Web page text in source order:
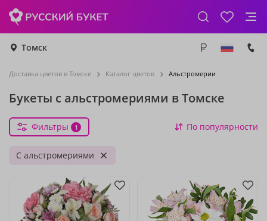
Томск
Доставка цветов в Томске Каталог цветов Альстромерии
Букеты с альстромериями в Томске
Фильтры 1 По популярности
С альстромериями